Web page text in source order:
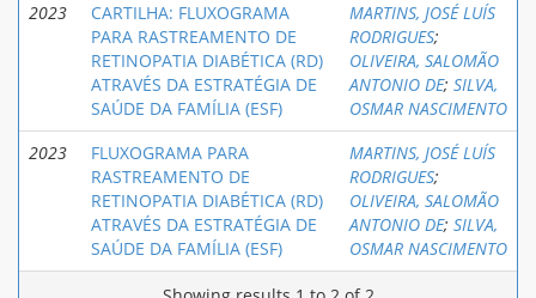
2023
CARTILHA: FLUXOGRAMA
PARA RASTREAMENTO DE
RETINOPATIA DIABÉTICA (RD)
ATRAVÉS DA ESTRATÉGIA DE
SAÚDE DA FAMÍLIA (ESF)
MARTINS, JOSÉ LUÍS
RODRIGUES;
OLIVEIRA, SALOMÃO
ANTONIO DE; SILVA,
OSMAR NASCIMENTO
2023
FLUXOGRAMA PARA
RASTREAMENTO DE
RETINOPATIA DIABÉTICA (RD)
ATRAVÉS DA ESTRATÉGIA DE
SAÚDE DA FAMÍLIA (ESF)
MARTINS, JOSÉ LUÍS
RODRIGUES;
OLIVEIRA, SALOMÃO
ANTONIO DE; SILVA,
OSMAR NASCIMENTO